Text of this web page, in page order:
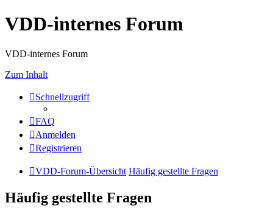
VDD-internes Forum
VDD-internes Forum
Zum Inhalt
Schnellzugriff
FAQ
Anmelden
Registrieren
VDD-Forum-Übersicht Häufig gestellte Fragen
Häufig gestellte Fragen